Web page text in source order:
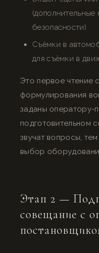
(дополнительные
безопасности)
Съёмки в
для съёмки в
Это первое чтение
формулирования
заданы оператору-
подготовительном
звучат вопросы,
выбор
Этап 2 —
совещание с